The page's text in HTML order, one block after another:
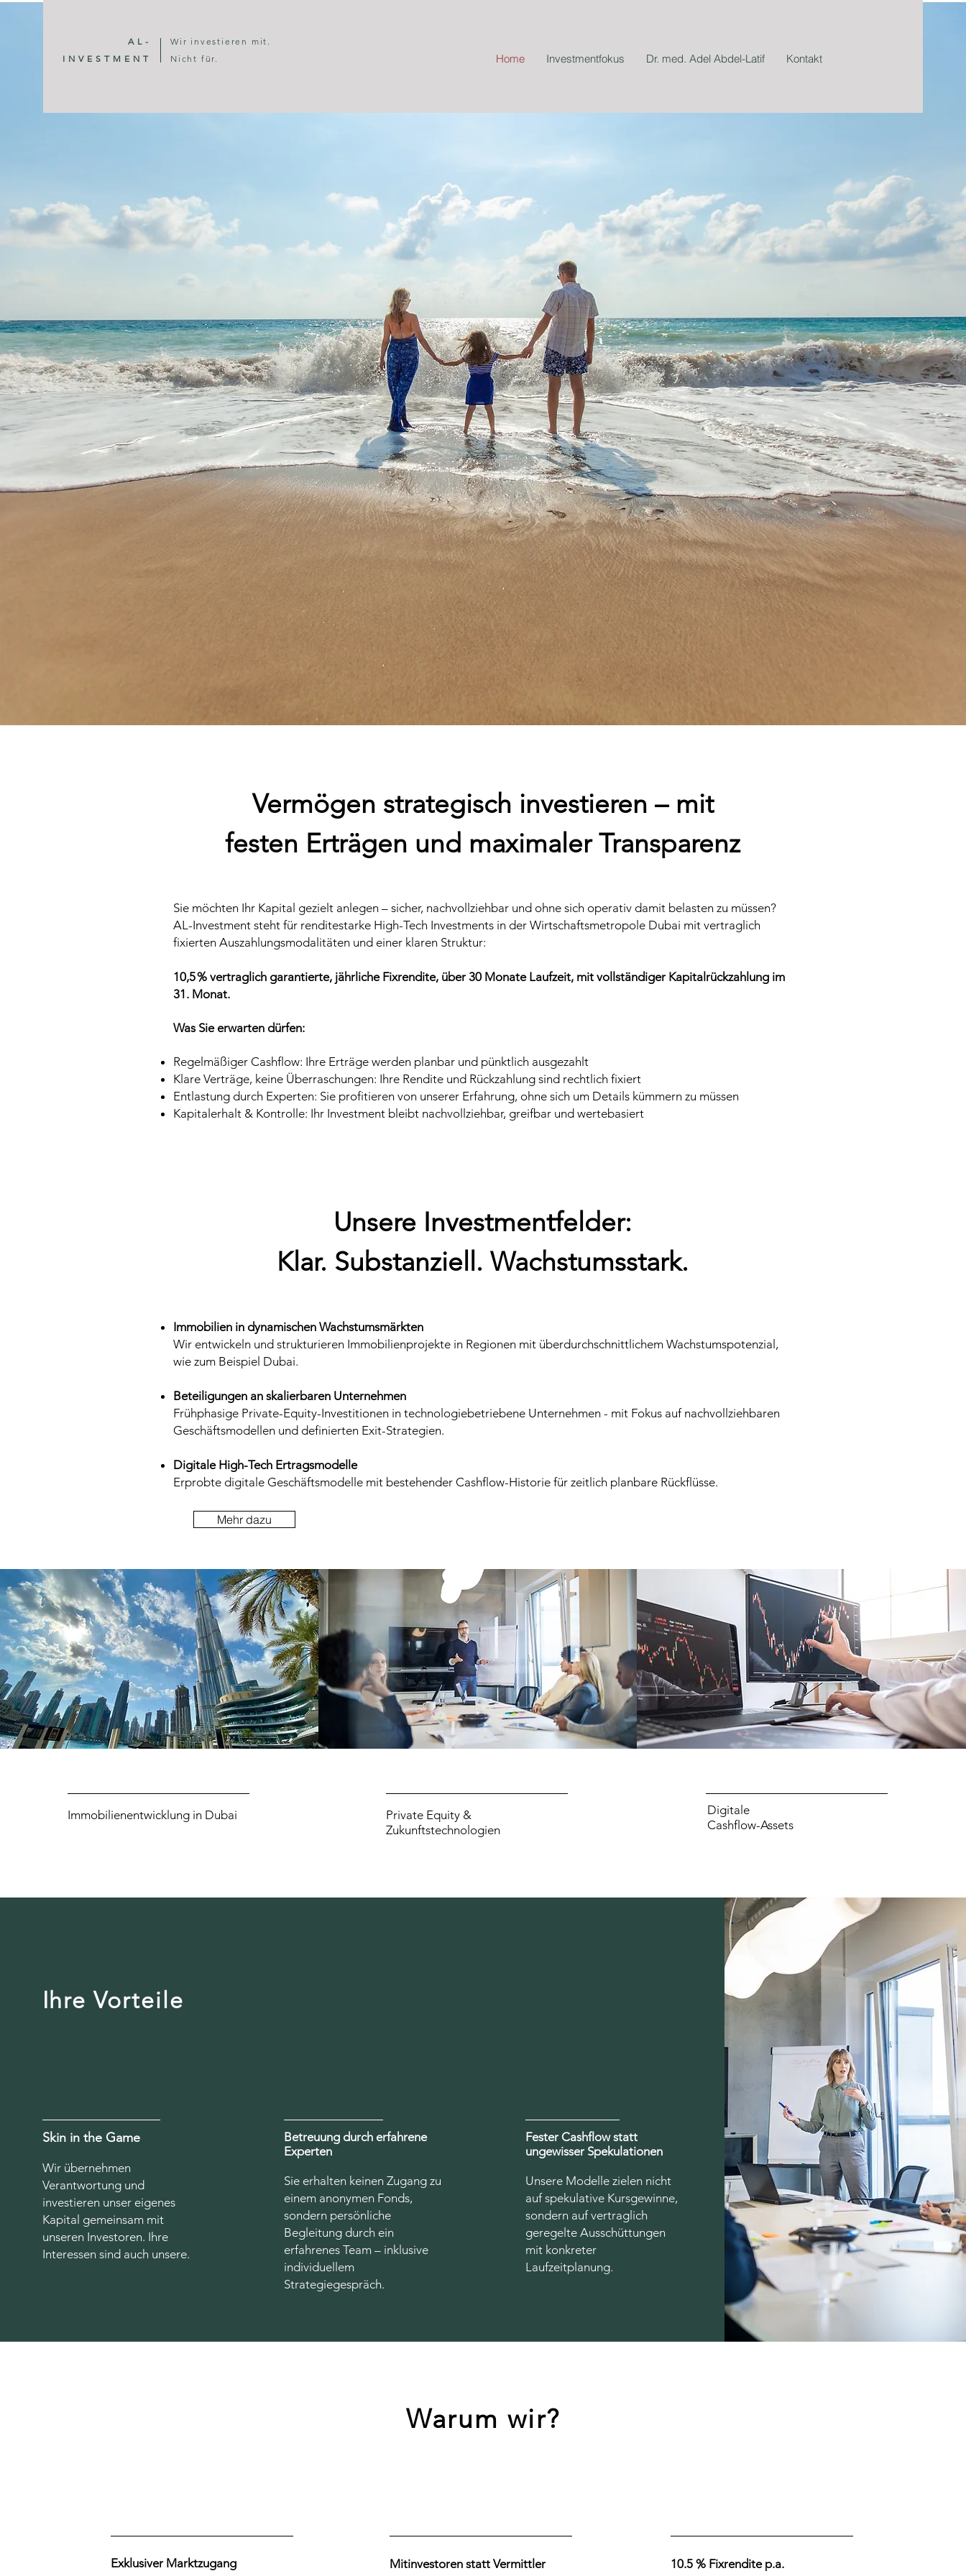
AL-
INVESTMENT
Wir investieren mit.
Nicht für.
Home Investmentfokus Dr. med. Adel Abdel-Latif Kontakt
INVEST IN YOUR FUTURE
Lassen Sie Ihr Kapital gezielt für sich arbeiten – mit Struktur und Sicherheit.
10.5% vertraglich garantierte, jährliche Fixrendite.
Vermögen strategisch investieren – mit
festen Erträgen und maximaler Transparenz
Sie möchten Ihr Kapital gezielt anlegen – sicher, nachvollziehbar und ohne sich operativ damit belasten zu müssen?
AL-Investment steht für renditestarke High-Tech Investments in der Wirtschaftsmetropole Dubai mit vertraglich
fixierten Auszahlungsmodalitäten und einer klaren Struktur:
10,5 % vertraglich garantierte, jährliche Fixrendite, über 30 Monate Laufzeit, mit vollständiger Kapitalrückzahlung im
31. Monat.
Was Sie erwarten dürfen:
Regelmäßiger Cashflow: Ihre Erträge werden planbar und pünktlich ausgezahlt
Klare Verträge, keine Überraschungen: Ihre Rendite und Rückzahlung sind rechtlich fixiert
Entlastung durch Experten: Sie profitieren von unserer Erfahrung, ohne sich um Details kümmern zu müssen
Kapitalerhalt & Kontrolle: Ihr Investment bleibt nachvollziehbar, greifbar und wertebasiert
Unsere Investmentfelder:
Klar. Substanziell. Wachstumsstark.
Immobilien in dynamischen Wachstumsmärkten
Wir entwickeln und strukturieren Immobilienprojekte in Regionen mit überdurchschnittlichem Wachstumspotenzial,
wie zum Beispiel Dubai.
Beteiligungen an skalierbaren Unternehmen
Frühphasige Private-Equity-Investitionen in technologiebetriebene Unternehmen - mit Fokus auf nachvollziehbaren
Geschäftsmodellen und definierten Exit-Strategien.
Digitale High-Tech Ertragsmodelle
Erprobte digitale Geschäftsmodelle mit bestehender Cashflow-Historie für zeitlich planbare Rückflüsse.
Mehr dazu
Immobilienentwicklung in Dubai
Private Equity &
Zukunftstechnologien
Digitale
Cashflow-Assets
Ihre Vorteile
Skin in the Game
Wir übernehmen
Verantwortung und
investieren unser eigenes
Kapital gemeinsam mit
unseren Investoren. Ihre
Interessen sind auch unsere.
Betreuung durch erfahrene
Experten
Sie erhalten keinen Zugang zu
einem anonymen Fonds,
sondern persönliche
Begleitung durch ein
erfahrenes Team – inklusive
individuellem
Strategiegespräch.
Fester Cashflow statt
ungewisser Spekulationen
Unsere Modelle zielen nicht
auf spekulative Kursgewinne,
sondern auf vertraglich
geregelte Ausschüttungen
mit konkreter
Laufzeitplanung.
Warum wir?
Exklusiver Marktzugang Mitinvestoren statt Vermittler 10.5 % Fixrendite p.a.